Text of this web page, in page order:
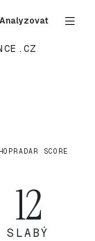
SCORE
12
SLABÝ